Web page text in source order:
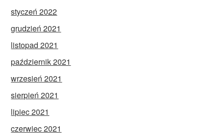
styczeń 2022
grudzień 2021
listopad 2021
październik 2021
wrzesień 2021
sierpień 2021
lipiec 2021
czerwiec 2021